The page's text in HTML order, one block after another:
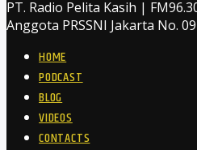
PT. Radio Pelita Kasih |
Anggota PRSSNI Jakarta No.
HOME
PODCAST
BLOG
VIDEOS
CONTACTS